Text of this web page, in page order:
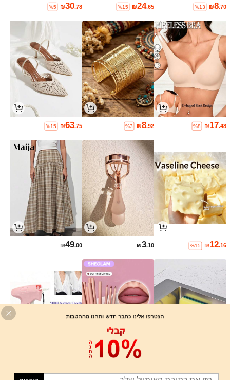
₪8.70
%13
₪24.65
%15
₪30.78
%5
₪17.48
%8
₪8.92
%3
₪63.75
%15
₪12.16
%15
₪3.10
₪49.00